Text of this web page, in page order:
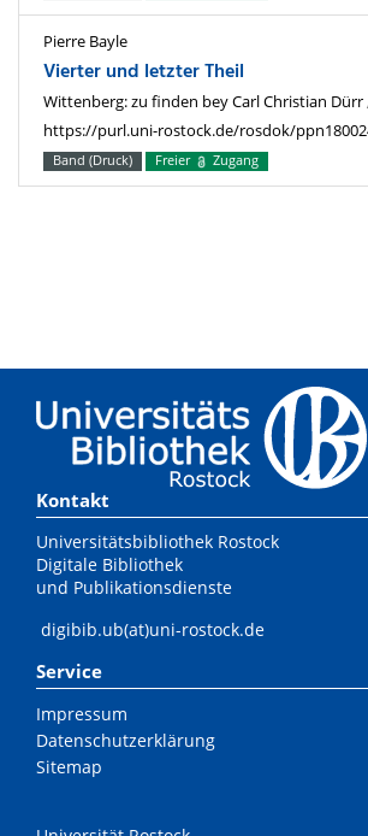
Pierre Bayle
Vierter und letzter Theil
Wittenberg: zu finden bey Carl Christian Dürr
https://purl.uni-rostock.de/rosdok/
Band (Druck) Freier Zugang
Kontakt
Universitätsbibliothek Rostock
Digitale Bibliothek
und Publikationsdienste
digibib.ub(at)uni-rostock.de
Service
Impressum
Datenschutzerklärung
Sitemap